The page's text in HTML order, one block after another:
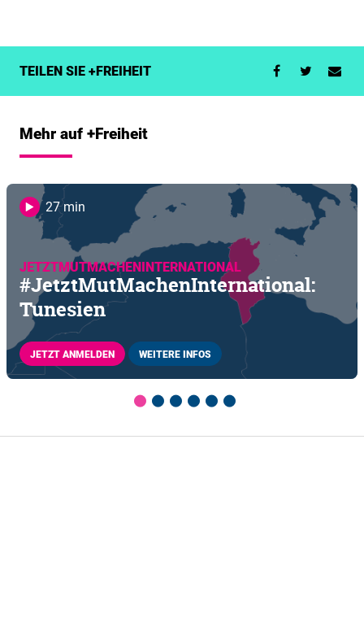
TEILEN SIE +FREIHEIT
Mehr auf +Freiheit
27 min
JETZTMUTMACHENINTERNATIONAL
#JetztMutMachenInternational:
Tunesien
JETZT ANMELDEN WEITERE INFOS